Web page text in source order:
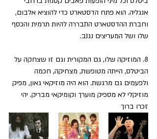
אנגליה. הוא פתח הדסטארט כדי להוציא אלבום,
וחברת ההדסטארט התבררה להיות תרמית והכסף
שלו ושל המעריצים נגנב.
8. המוזיקה שלו, גם המקורית וגם זו שצחקה על
הביטלס, הייתה מטופשת, מצחיקה, חכמה
ולפעמים גם מרגשת. הוא היה מוזיקאי גאון, מפיק
מוזיקלי לא מספיק מוערך וקומיקאי מבריק. יהי
זכרו ברוך